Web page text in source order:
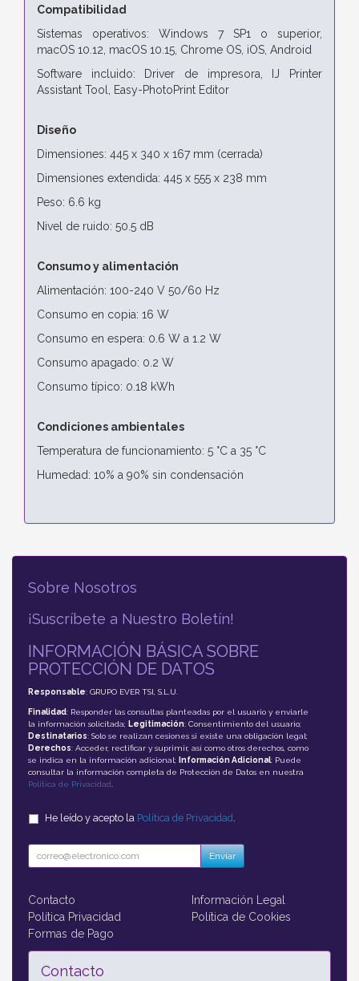
Compatibilidad
Sistemas operativos: Windows 7 SP1 o superior,
macOS 10.12, macOS 10.15, Chrome OS, iOS, Android
Software incluido: Driver de impresora, IJ Printer
Assistant Tool, Easy-PhotoPrint Editor
Diseño
Dimensiones: 445 x 340 x 167 mm (cerrada)
Dimensiones extendida: 445 x 555 x 238 mm
Peso: 6.6 kg
Nivel de ruido: 50.5 dB
Consumo y alimentación
Alimentación: 100-240 V 50/60 Hz
Consumo en copia: 16 W
Consumo en espera: 0.6 W a 1.2 W
Consumo apagado: 0.2 W
Consumo típico: 0.18 kWh
Condiciones ambientales
Temperatura de funcionamiento: 5 °C a 35 °C
Humedad: 10% a 90% sin condensación
Sobre Nosotros
¡Suscríbete a Nuestro Boletín!
INFORMACIÓN BÁSICA SOBRE
PROTECCIÓN DE DATOS
Responsable: GRUPO EVER TSI, S.L.U.
Finalidad: Responder las consultas planteadas por el usuario y enviarle
la información solicitada; Legitimación: Consentimiento del usuario;
Destinatarios: Solo se realizan cesiones si existe una obligación legal;
Derechos: Acceder, rectificar y suprimir, así como otros derechos, como
se indica en la información adicional;
Información Adicional: Puede
consultar la información completa de Protección de Datos en nuestra
Política de Privacidad
He leído y acepto la Política de Privacidad
Enviar
Contacto
Información Legal
Política Privacidad
Política de Cookies
Formas de Pago
Contacto